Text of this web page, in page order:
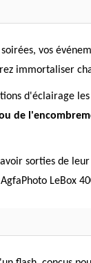
vos
immortaliser
d'éclairage
de
sorties de
LeBox